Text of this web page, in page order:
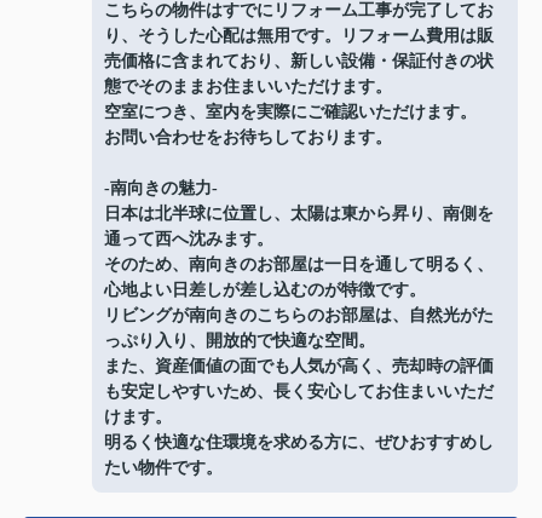
こちらの物件はすでにリフォーム工事が完了してお
り、そうした心配は無用です。リフォーム費用は販
売価格に含まれており、新しい設備・保証付きの状
態でそのままお住まいいただけます。
空室につき、室内を実際にご確認いただけます。
お問い合わせをお待ちしております。
-南向きの魅力-
日本は北半球に位置し、太陽は東から昇り、南側を
通って西へ沈みます。
そのため、南向きのお部屋は一日を通して明るく、
心地よい日差しが差し込むのが特徴です。
リビングが南向きのこちらのお部屋は、自然光がた
っぷり入り、開放的で快適な空間。
また、資産価値の面でも人気が高く、売却時の評価
も安定しやすいため、長く安心してお住まいいただ
けます。
明るく快適な住環境を求める方に、ぜひおすすめし
たい物件です。